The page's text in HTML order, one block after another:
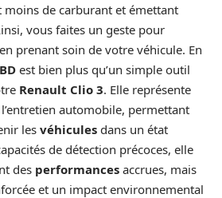
moins de carburant et émettant
vous faites un geste pour
prenant soin de votre véhicule. En
est bien plus qu’un simple outil
Renault Clio 3. Elle représente
automobile, permettant
les véhicules dans un état
de détection précoces, elle
des performances accrues, mais
et un impact environnemental